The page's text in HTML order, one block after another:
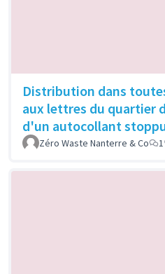
Distribution dans
aux lettres du quartier
d'un autocollant
Zéro Waste Nanterre & Co 1